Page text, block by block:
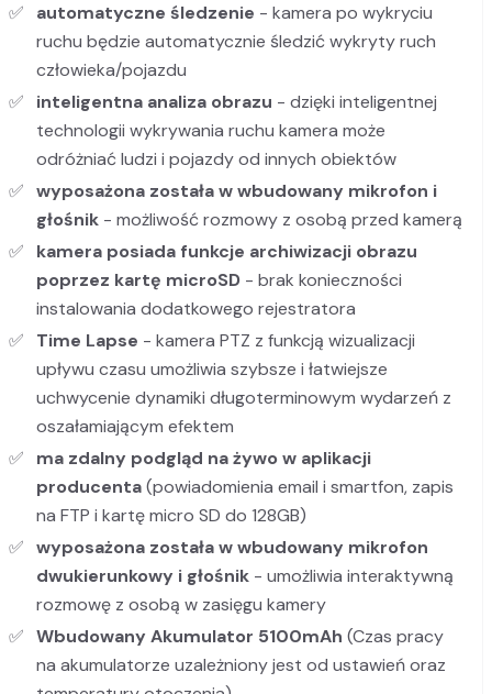
automatyczne śledzenie - kamera po wykryciu
ruchu będzie automatycznie śledzić wykryty ruch
człowieka/pojazdu
inteligentna analiza obrazu - dzięki inteligentnej
technologii wykrywania ruchu kamera może
odróżniać ludzi i pojazdy od innych obiektów
wyposażona została w wbudowany mikrofon i
głośnik - możliwość rozmowy z osobą przed kamerą
kamera posiada funkcje archiwizacji obrazu
poprzez kartę microSD - brak konieczności
instalowania dodatkowego rejestratora
Time Lapse - kamera PTZ z funkcją wizualizacji
upływu czasu umożliwia szybsze i łatwiejsze
uchwycenie dynamiki długoterminowym wydarzeń z
oszałamiającym efektem
ma zdalny podgląd na żywo w aplikacji
producenta(powiadomienia email i smartfon, zapis
na FTP i kartę micro SD do 128GB)
wyposażona została w wbudowany mikrofon
dwukierunkowy i głośnik - umożliwia interaktywną
rozmowę z osobą w zasięgu kamery
Wbudowany Akumulator 5100mAh (Czas pracy
na akumulatorze uzależniony jest od ustawień oraz